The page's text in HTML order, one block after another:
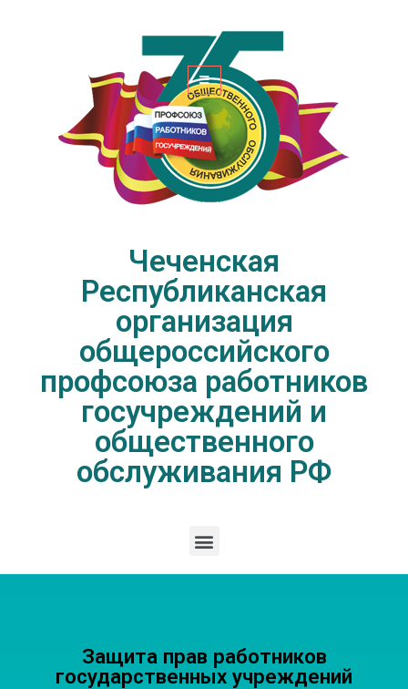
Чеченская Республиканская
организация общероссийского
профсоюза работников
госучреждений и общественного
обслуживания РФ
Чеченская
Республиканская
организация
общероссийского
профсоюза работников
госучреждений и
общественного
обслуживания РФ
Защита прав работников
государственных учреждений